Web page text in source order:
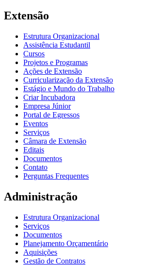
Extensão
Estrutura Organizacional
Assistência Estudantil
Cursos
Projetos e Programas
Ações de Extensão
Curricularização da Extensão
Estágio e Mundo do Trabalho
Criar Incubadora
Empresa Júnior
Portal de Egressos
Eventos
Serviços
Câmara de Extensão
Editais
Documentos
Contato
Perguntas Frequentes
Administração
Estrutura Organizacional
Serviços
Documentos
Planejamento Orçamentário
Aquisições
Gestão de Contratos